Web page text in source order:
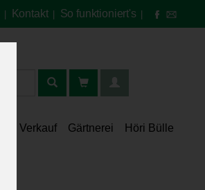
Kontakt| So funktioniert's
Verkauf Gärtnerei Höri Bülle